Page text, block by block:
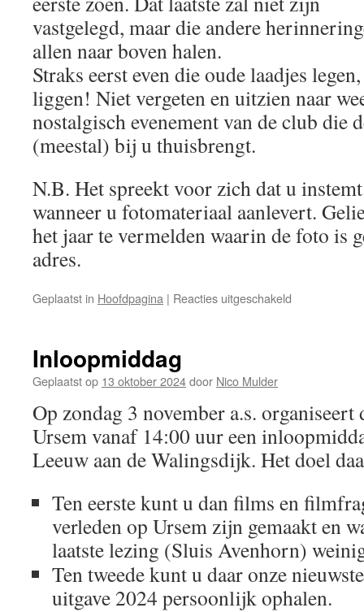
vastgelegd, maar die andere
allen naar boven halen.
Straks eerst even die oude laadjes
liggen! Niet vergeten en uitzien naar
nostalgisch evenement van de club die
(meestal) bij u thuisbrengt.
N.B. Het spreekt voor zich dat u
wanneer u fotomateriaal aanlevert.
het jaar te vermelden waarin de foto is
adres.
Geplaatst in Hoofdpagina | Reacties uitgeschakeld
Inloopmiddag
Geplaatst op 13 oktober 2024door Nico Mulder
Op zondag 3 november a.s.
Ursem vanaf 14:00 uur een
Leeuw aan de Walingsdijk. Het doel
Ten eerste kunt u dan films en
verleden op Ursem zijn gemaakt en
laatste lezing (Sluis Avenhorn)
Ten tweede kunt u daar onze nieuwste
uitgave 2024 persoonlijk ophalen.